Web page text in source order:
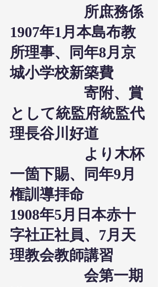
所庶務係
1907年1月本島布教
所理事、同年8月京
城小学校新築費
寄附、賞
として統監府統監代
理長谷川好道
より木杯
一箇下賜、同年9月
権訓導拝命
1908年5月日本赤十
字社正社員、7月天
理教会教師講習
会第一期